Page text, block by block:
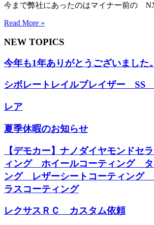
今まで弊社にあったのはマイナー前の
Read More »
NEW TOPICS
今年も1年ありがとうございました。
シボレートレイルブレイザー SS
レア
夏季休暇のお知らせ
【デモカー】ナノダイヤモンドセ
ィング ホイールコーティング タ
ング レザーシートコーティング
ラスコーティング
レクサスＲＣ カスタム依頼